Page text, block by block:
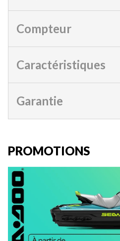
Compteur
Caractéristiques
Garantie
PROMOTIONS